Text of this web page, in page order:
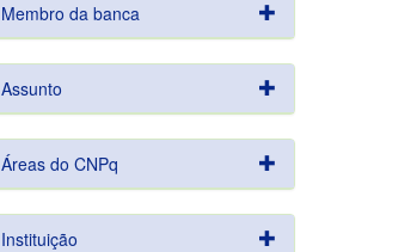
Membro da banca
Assunto
Áreas do CNPq
Instituição